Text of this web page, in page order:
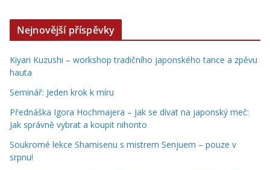
Nejnovější příspěvky
Kiyari Kuzushi – workshop tradičního japonského tance a zpěvu
hauta
Seminář: Jeden krok k míru
Přednáška Igora Hochmajera – Jak se dívat na japonský meč:
Jak správně vybrat a koupit nihonto
Soukromé lekce Shamisenu s mistrem Senjuem – pouze v
srpnu!